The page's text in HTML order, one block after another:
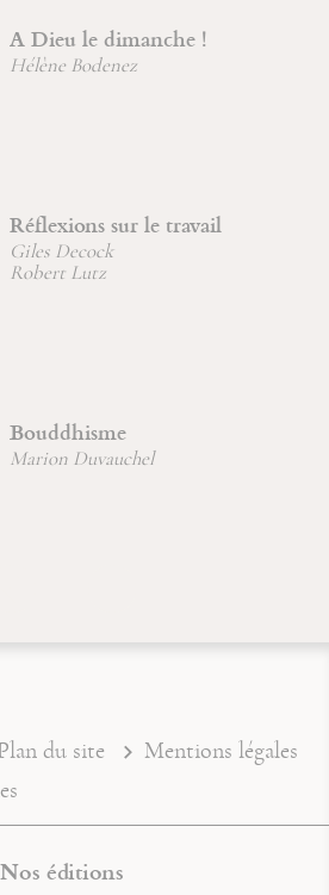
le dimanche !
Bodenez
sur le travail
Decock
Lutz
Duvauchel
du site
Mentions légales
Nos éditions